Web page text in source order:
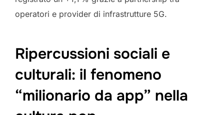
operatori e provider di infrastrutture 5G.
Ripercussioni sociali e
culturali: il fenomeno
“milionario da app” nella